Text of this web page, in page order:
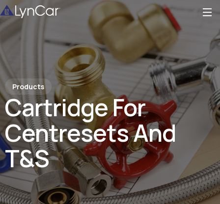
Products
Cartridge For
Centresets And
T&S